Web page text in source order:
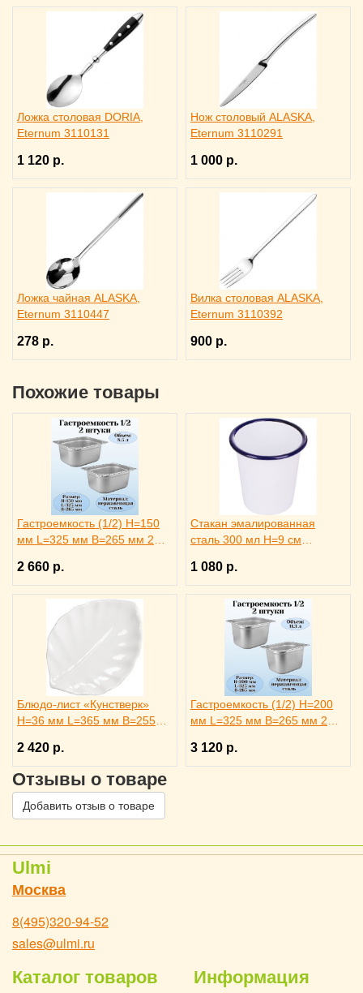
Ложка столовая DORIA,
Eternum 3110131
1 120 р.
Нож столовый ALASKA,
Eternum 3110291
1 000 р.
Ложка чайная ALASKA,
Eternum 3110447
278 р.
Вилка столовая ALASKA,
Eternum 3110392
900 р.
Похожие товары
Гастроемкость (1/2) H=150
мм L=325 мм B=265 мм 2
2 660 р.
Стакан эмалированная
сталь 300 мл H=9 см
1 080 р.
Блюдо-лист «Кунстверк»
H=36 мм L=365 мм B=255
2 420 р.
Гастроемкость (1/2) H=200
мм L=325 мм B=265 мм 2
3 120 р.
Отзывы о товаре
Добавить отзыв о товаре
Ulmi
Москва
8(495)320-94-52
sales@ulmi.ru
Каталог товаров Информация